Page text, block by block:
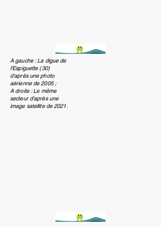
A gauche : La digue de
l'Espiguette (30)
d'après une photo
aérienne de 2005 ;
A droite : Le même
secteur d'après une
image satellite de 2021.